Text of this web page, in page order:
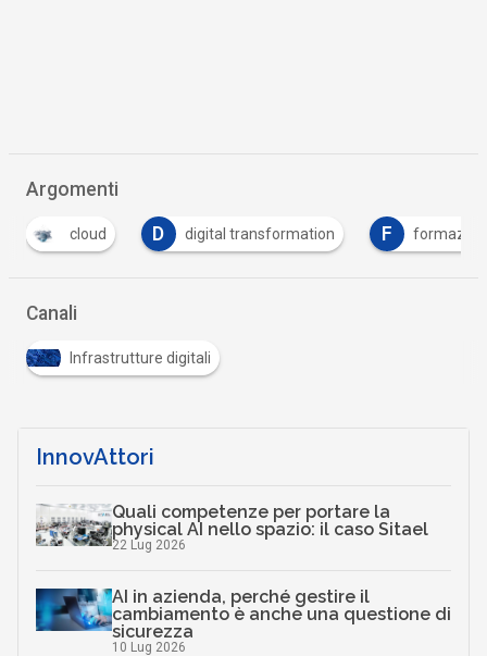
Argomenti
cloud D digital transformation F
Canali
Infrastrutture digitali
InnovAttori
Quali competenze per portare la
physical AI nello spazio: il caso Sitael
22 Lug 2026
AI in azienda, perché gestire il
cambiamento è anche una questione di
sicurezza
10 Lug 2026